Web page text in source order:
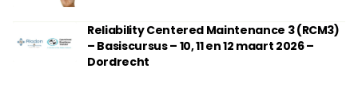
Reliability Centered Maintenance 3 (RCM3)
– Basiscursus – 10, 11 en 12 maart 2026 –
Dordrecht